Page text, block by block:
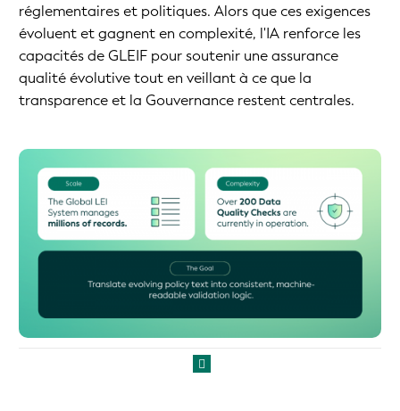
réglementaires et politiques. Alors que ces exigences
évoluent et gagnent en complexité, l'IA renforce les
capacités de GLEIF pour soutenir une assurance
qualité évolutive tout en veillant à ce que la
transparence et la Gouvernance restent centrales.